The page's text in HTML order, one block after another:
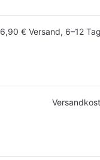
6,90 € Versand, 6–12